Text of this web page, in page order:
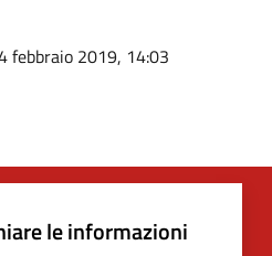
febbraio 2019, 14:03
le informazioni